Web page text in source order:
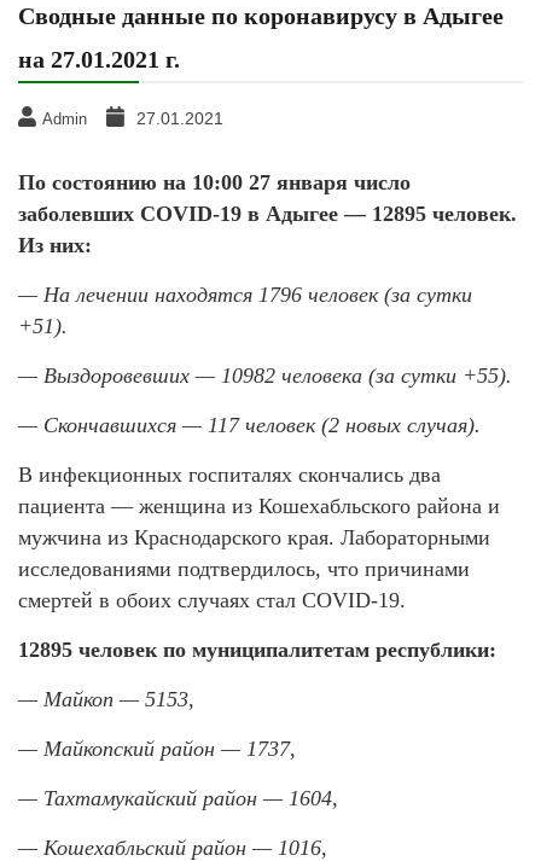
Сводные данные по коронавирусу в Адыгее
на 27.01.2021 г.
Admin 27.01.2021
По состоянию на 10:00 27 января число
заболевших COVID-19 в Адыгее — 12895 человек.
Из них:
— На лечении находятся 1796 человек (за сутки
+51).
— Выздоровевших — 10982 человека (за сутки +55).
— Скончавшихся — 117 человек (2 новых случая).
В инфекционных госпиталях скончались два
пациента — женщина из Кошехабльского района и
мужчина из Краснодарского края. Лабораторными
исследованиями подтвердилось, что причинами
смертей в обоих случаях стал COVID-19.
12895 человек по муниципалитетам республики:
— Майкоп — 5153,
— Майкопский район — 1737,
— Тахтамукайский район — 1604,
— Кошехабльский район — 1016,